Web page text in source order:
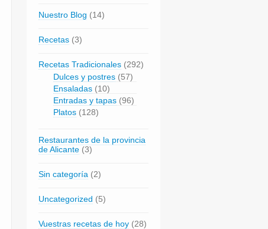
Nuestro Blog (14)
Recetas(3)
Recetas Tradicionales(292)
Dulces y postres(57)
Ensaladas(10)
Entradas y tapas(96)
Platos(128)
Restaurantes de la provincia
de Alicante(3)
Sin categoría (2)
Uncategorized (5)
Vuestras recetas de hoy(28)